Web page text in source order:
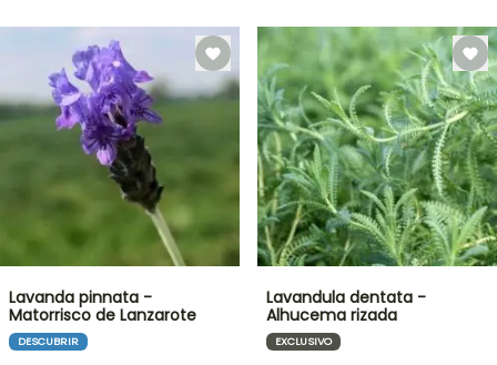
Lavanda pinnata -
Matorrisco de Lanzarote
DESCUBRIR
Lavandula dentata -
Alhucema rizada
EXCLUSIVO